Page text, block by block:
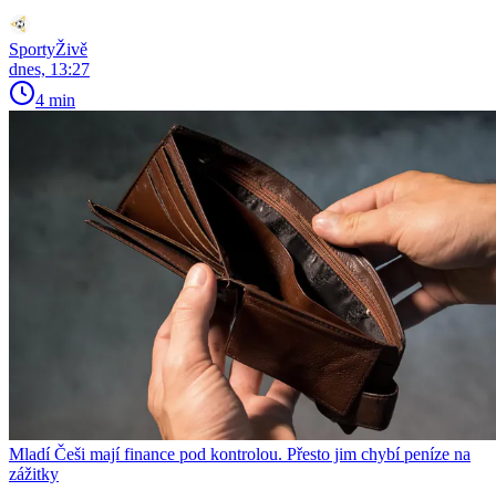
SportyŽivě
dnes, 13:27
4 min
Mladí Češi mají finance pod kontrolou. Přesto jim chybí peníze na
zážitky